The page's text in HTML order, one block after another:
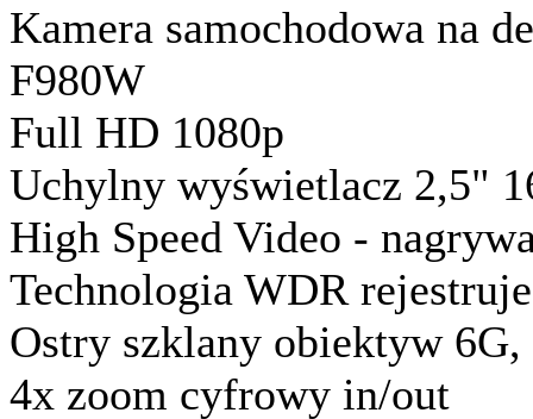
Kamera samochodowa na
F980W
Full HD 1080p
Uchylny wyświetlacz 2,5"
High Speed ​​Video -
Technologia WDR
Ostry szklany obiektyw
4x zoom cyfrowy in/out